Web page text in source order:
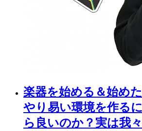
楽器を始める＆始め
やり易い環境を作る
ら良いのか？実は我